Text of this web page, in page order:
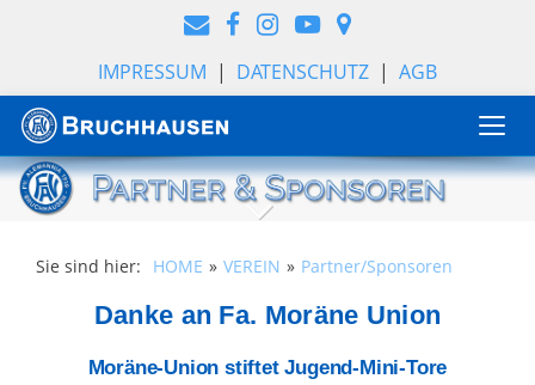
IMPRESSUM | DATENSCHUTZ | AGB
Sie sind hier: HOME VEREIN Partner/Sponsoren
Danke an Fa. Moräne Union
Moräne-Union stiftet Jugend-Mini-Tore